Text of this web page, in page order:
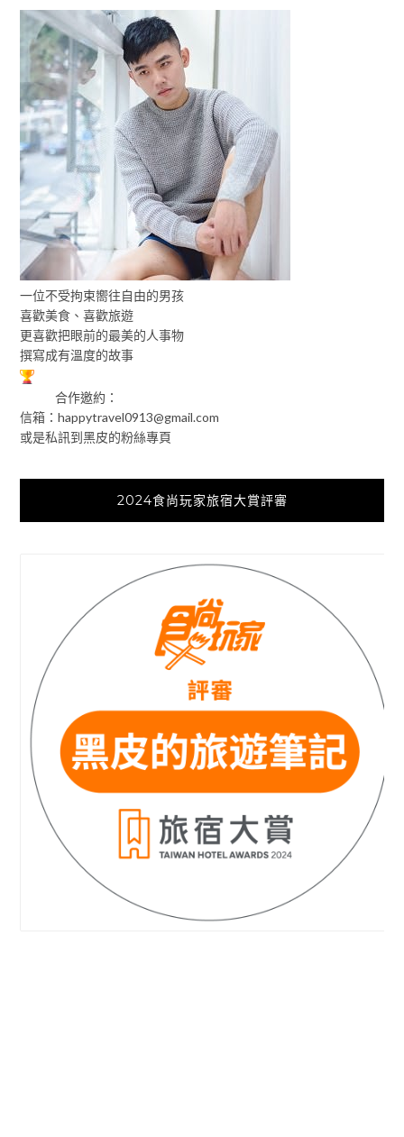
一位不受拘束嚮往自由的男孩
喜歡美食、喜歡旅遊
更喜歡把眼前的最美的人事物
撰寫成有溫度的故事
合作邀約：
信箱：happytravel0913@gmail.com
或是私訊到黑皮的粉絲專頁
2024食尚玩家旅宿大賞評審